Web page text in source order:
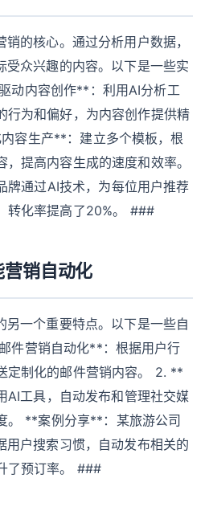
的核心。通过分析用户数据，
受众兴趣的内容。以下是一些实
动内容创作**：利用AI分析工
行为和偏好，为内容创作提供精
容生产**：建立多个模板，根
提高内容生成的速度和效率。
通过AI技术，为每位用户推荐
转化率提高了20%。 ###
销自动化
另一个重要特点。以下是一些自
件营销自动化**：根据用户行
定制化的邮件营销内容。 2. **
AI工具，自动发布和管理社交媒
。 **案例分享**：某旅游公司
用户搜索习惯，自动发布相关的
了预订率。 ###